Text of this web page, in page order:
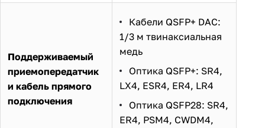
Поддерживаемый
приемопередатчик
и кабель прямого
подключения
Кабели QSFP+ DAC:
1/3 м твинаксиальная
медь
Оптика QSFP+: SR4,
LX4, ESR4, ER4, LR4
Оптика QSFP28: SR4,
ER4, PSM4, CWDM4,